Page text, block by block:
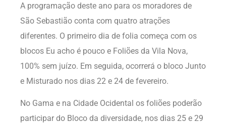
A programação deste ano para os moradores de
São Sebastião conta com quatro atrações
diferentes. O primeiro dia de folia começa com os
blocos Eu acho é pouco e Foliões da Vila Nova,
100% sem juízo. Em seguida, ocorrerá o bloco Junto
e Misturado nos dias 22 e 24 de fevereiro.
No Gama e na Cidade Ocidental os foliões poderão
participar do Bloco da diversidade, nos dias 25 e 29